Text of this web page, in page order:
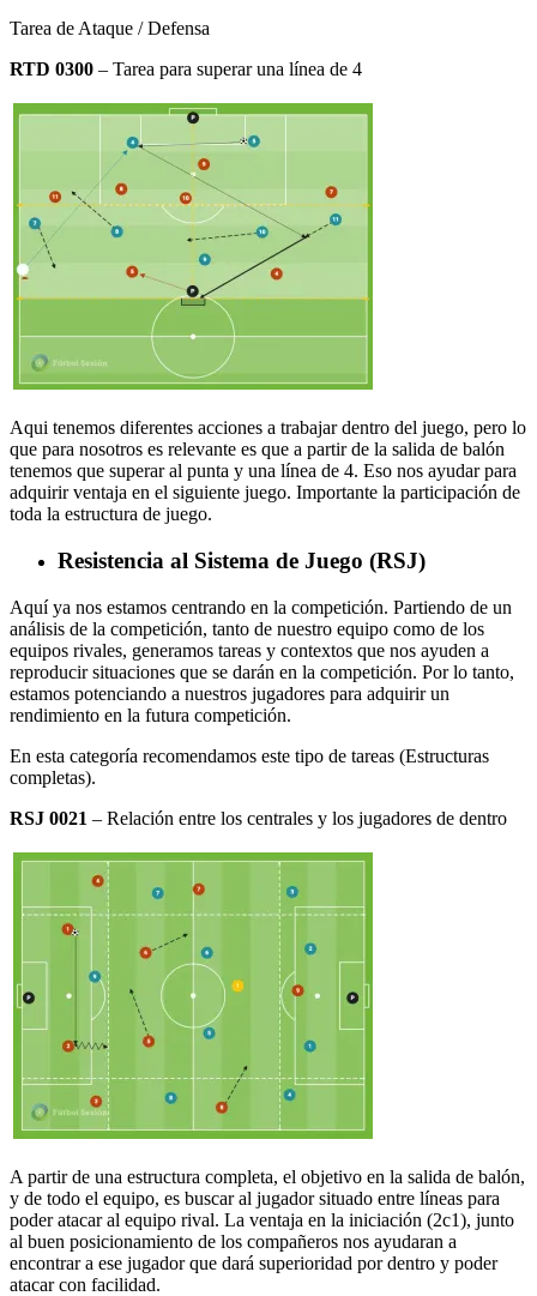
Tarea de Ataque / Defensa
RTD 0300 – Tarea para superar una línea de 4
Aqui tenemos diferentes acciones a trabajar dentro del juego, pero lo
que para nosotros es relevante es que a partir de la salida de balón
tenemos que superar al punta y una línea de 4. Eso nos ayudar para
adquirir ventaja en el siguiente juego. Importante la participación de
toda la estructura de juego.
Resistencia al Sistema de Juego (RSJ)
Aquí ya nos estamos centrando en la competición. Partiendo de un
análisis de la competición, tanto de nuestro equipo como de los
equipos rivales, generamos tareas y contextos que nos ayuden a
reproducir situaciones que se darán en la competición. Por lo tanto,
estamos potenciando a nuestros jugadores para adquirir un
rendimiento en la futura competición.
En esta categoría recomendamos este tipo de tareas (Estructuras
completas).
RSJ 0021 – Relación entre los centrales y los jugadores de dentro
A partir de una estructura completa, el objetivo en la salida de balón,
y de todo el equipo, es buscar al jugador situado entre líneas para
poder atacar al equipo rival. La ventaja en la iniciación (2c1), junto
al buen posicionamiento de los compañeros nos ayudaran a
encontrar a ese jugador que dará superioridad por dentro y poder
atacar con facilidad.